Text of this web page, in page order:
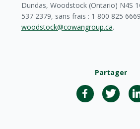
Dundas, Woodstock (Ontario) N4S
537 2379, sans frais : 1 800 825
woodstock@cowangroup.ca.
Partager